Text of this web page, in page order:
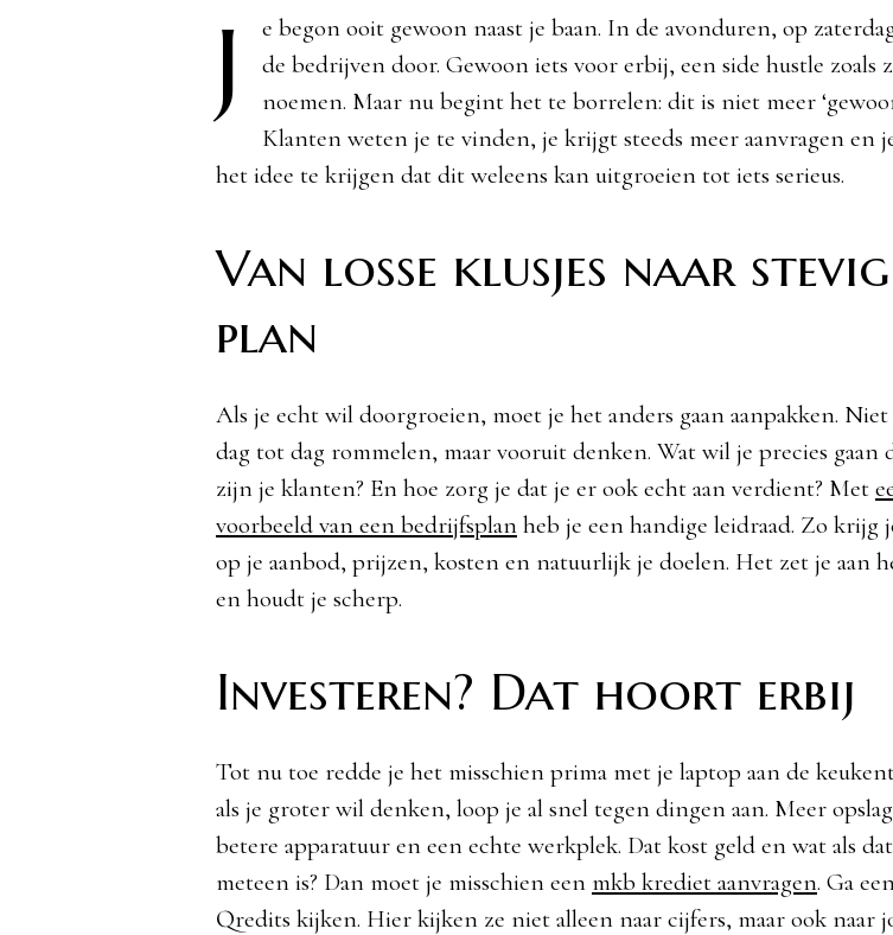
J
e begon ooit gewoon naast je baan. In de avonduren, op
de bedrijven door. Gewoon iets voor erbij, een side hustle zoals
noemen. Maar nu begint het te borrelen: dit is niet meer
Klanten weten je te vinden, je krijgt steeds meer aanvragen en
het idee te krijgen dat dit weleens kan uitgroeien tot iets serieus.
Van losse klusjes naar stevig
plan
Als je echt wil doorgroeien, moet je het anders gaan aanpakken.
dag tot dag rommelen, maar vooruit denken. Wat wil je precies gaan
zijn je klanten? En hoe zorg je dat je er ook echt aan verdient? Met
voorbeeld van een bedrijfsplanheb je een handige leidraad. Zo krijg
op je aanbod, prijzen, kosten en natuurlijk je doelen. Het zet je aan
en houdt je scherp.
Investeren? Dat hoort erbij
Tot nu toe redde je het misschien prima met je laptop aan de
als je groter wil denken, loop je al snel tegen dingen aan. Meer
betere apparatuur en een echte werkplek. Dat kost geld en wat als
meteen is? Dan moet je misschien een mkb krediet aanvragen. Ga
Qredits kijken. Hier kijken ze niet alleen naar cijfers, maar ook naar